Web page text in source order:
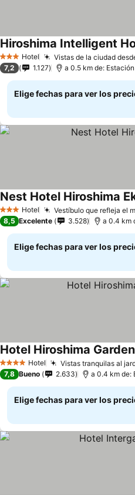
3 Estrellas
Hotel Vistas de la ciudad
Hiroshima Intelligent
7,2 1.127 a 0.5 km de:
Elige fechas para ver los
3 Estrellas
Hotel Vestíbulo que refleja el
Nest Hotel Hiroshima
8,5 Excelente 3.528 a 0.4 km
Elige fechas para ver los
4 EstrellasHotel Vistas tranquilas al
Hotel Hiroshima
7,8 Bueno 2.633 a 0.4 km de:
Elige fechas para ver los